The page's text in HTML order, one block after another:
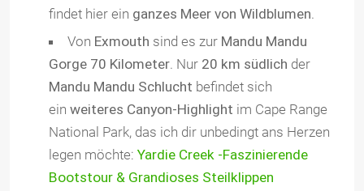
findet hier ein ganzes Meer von Wildblumen.
Von Exmouth sind es zur Mandu Mandu
Gorge 70 Kilometer. Nur 20 km südlich der
Mandu Mandu Schlucht befindet sich
ein weiteres Canyon-Highlight im Cape Range
National Park, das ich dir unbedingt ans Herzen
legen möchte: Yardie Creek -Faszinierende
Bootstour & Grandioses Steilklippen